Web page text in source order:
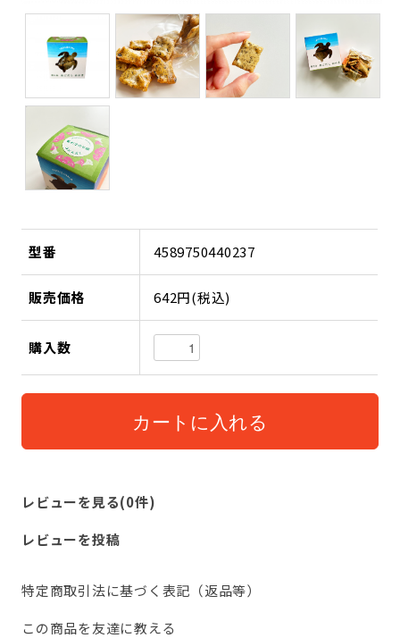
型番 4589750440237
販売価格 642円(税込)
購入数
レビューを見る(0件)
レビューを投稿
特定商取引法に基づく表記（返品等）
この商品を友達に教える